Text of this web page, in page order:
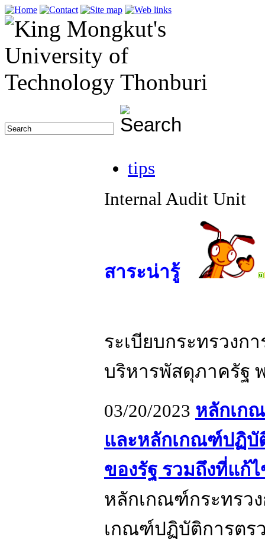
tips
Internal Audit Unit
สาระน่ารู้
ระเบียบกระทรวงก
บริหารพัสดุภาครัฐ
03/20/2023 หลักเก
และหลักเกณฑ์ปฏิบั
ของรัฐ รวมถึงที่แ
หลักเกณฑ์กระทรว
เกณฑ์ปฏิบัติการตร